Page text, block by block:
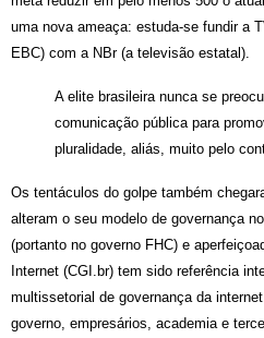
uma nova ameaça: estuda-se fundir a
EBC) com a NBr (a televisão estatal).
A elite brasileira nunca se
comunicação pública para
pluralidade, aliás, muito pelo
Os tentáculos do golpe também
alteram o seu modelo de governança
(portanto no governo FHC) e
Internet (CGI.br) tem sido referência
multissetorial de governança da
governo, empresários, academia e